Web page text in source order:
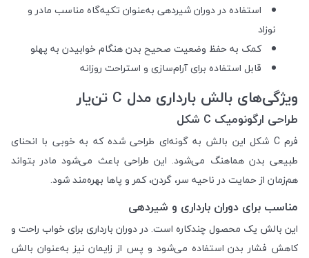
استفاده در دوران شیردهی به‌عنوان تکیه‌گاه مناسب مادر و
نوزاد
کمک به حفظ وضعیت صحیح بدن هنگام خوابیدن به پهلو
قابل استفاده برای آرام‌سازی و استراحت روزانه
ویژگی‌های بالش بارداری مدل C تن‌یار
طراحی ارگونومیک C شکل
فرم C شکل این بالش به گونه‌ای طراحی شده که به خوبی با انحنای
طبیعی بدن هماهنگ می‌شود. این طراحی باعث می‌شود مادر بتواند
هم‌زمان از حمایت در ناحیه سر، گردن، کمر و پاها بهره‌مند شود.
مناسب برای دوران بارداری و شیردهی
این بالش یک محصول چندکاره است. در دوران بارداری برای خواب راحت و
کاهش فشار بدن استفاده می‌شود و پس از زایمان نیز به‌عنوان بالش